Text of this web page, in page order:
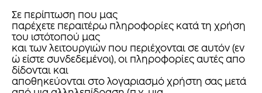
Σε περίπτωση που μας
παρέχετε περαιτέρω πληροφορίες κατά τη χρήση
του ιστότοπού μας
και των λειτουργιών που περιέχονται σε αυτόν (εν
ώ είστε συνδεδεμένοι), οι πληροφορίες αυτές απο
δίδονται και
αποθηκεύονται στο λογαριασμό χρήστη σας μετά